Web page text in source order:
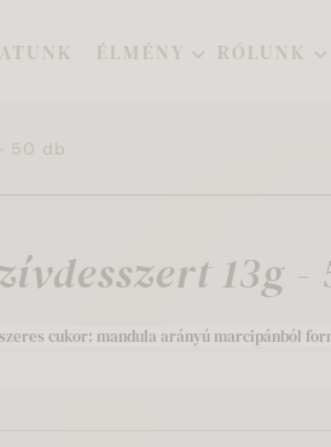
ÉLMÉNY RÓLUNK
50 db
13g -
cukor: mandula arányú marcipánból